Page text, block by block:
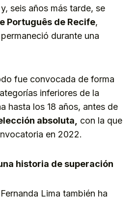
seis años más tarde, se
Português de Recife,
durante una
fue convocada de forma
inferiores de la
hasta los 18 años, antes de
absoluta,
con la que
en 2022.
historia de superación
Lima también ha